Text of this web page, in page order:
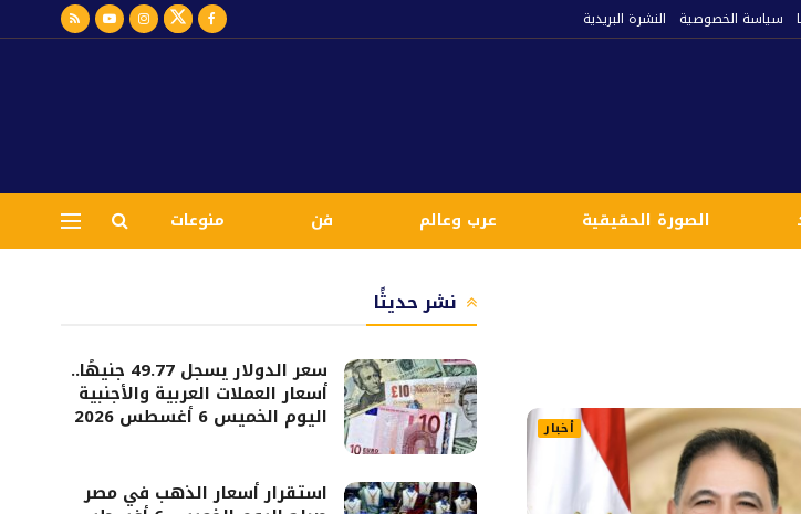
سياسة الخصوصية النشرة البريدية
الصورة الحقيقية عرب وعالم فن منوعات
أخبار
نشر حديثًا
سعر الدولار يسجل 49.77 جنيهًا..
أسعار العملات العربية والأجنبية
اليوم الخميس 6 أغسطس 2026
استقرار أسعار الذهب في مصر